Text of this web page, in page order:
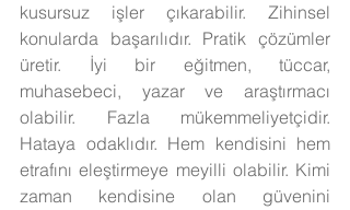
kusursuz işler çıkarabilir. Zihinsel
konularda başarılıdır. Pratik çözümler
üretir. İyi bir eğitmen, tüccar,
muhasebeci, yazar ve araştırmacı
olabilir. Fazla mükemmeliyetçidir.
Hataya odaklıdır. Hem kendisini hem
etrafını eleştirmeye meyilli olabilir. Kimi
zaman kendisine olan güvenini